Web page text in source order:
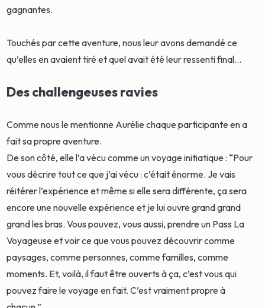
gagnantes.
Touchés par cette aventure, nous leur avons demandé ce
qu’elles en avaient tiré et quel avait été leur ressenti final...
Des challengeuses ravies
Comme nous le mentionne Aurélie chaque participante en a
fait sa propre aventure.
De son côté, elle l’a vécu comme un voyage initiatique : “Pour
vous décrire tout ce que j’ai vécu : c’était énorme. Je vais
réitérer l’expérience et même si elle sera différente, ça sera
encore une nouvelle expérience et je lui ouvre grand grand
grand les bras. Vous pouvez, vous aussi, prendre un Pass La
Voyageuse et voir ce que vous pouvez découvrir comme
paysages, comme personnes, comme familles, comme
moments. Et, voilà, il faut être ouverts à ça, c’est vous qui
pouvez faire le voyage en fait. C’est vraiment propre à